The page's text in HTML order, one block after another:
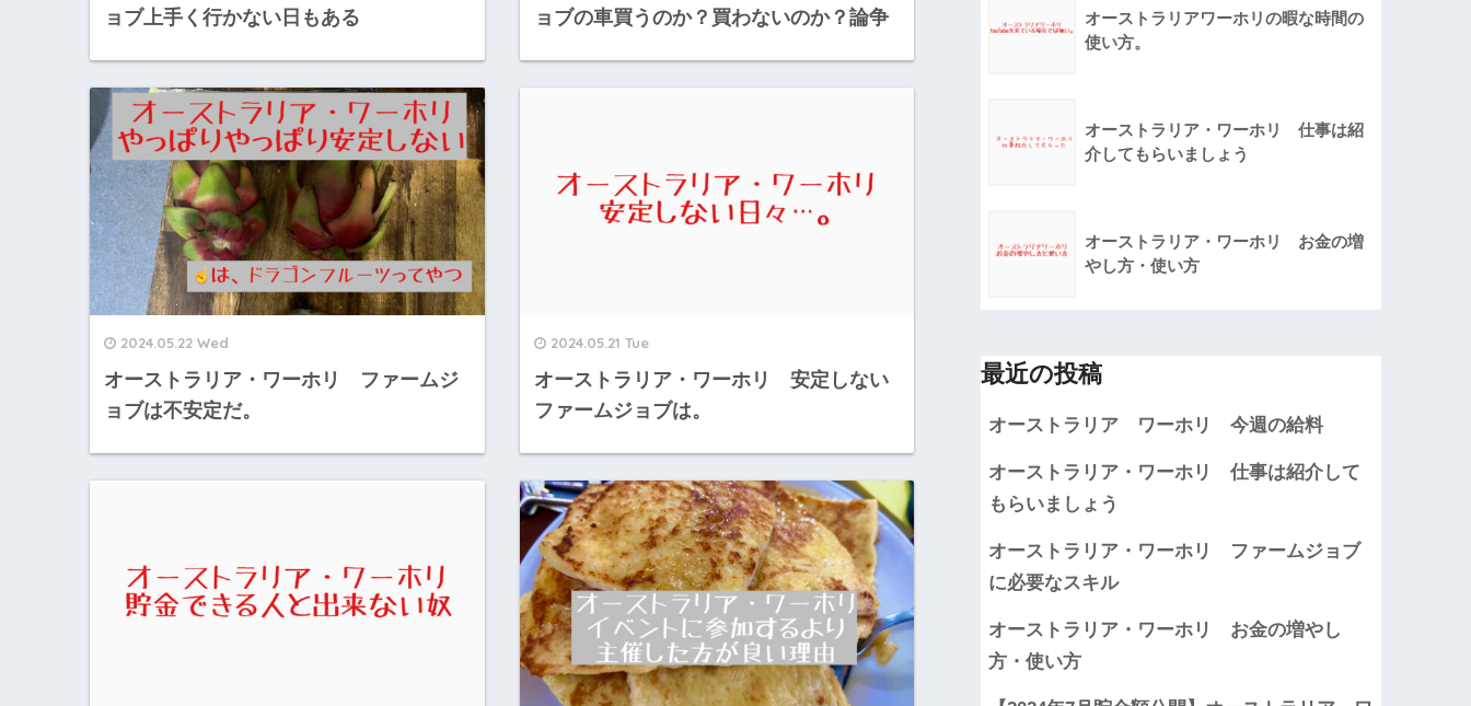
ョブ上手く行かない日もある
ョブの車買うのか？買わないのか？論争
2024.05.22 Wed
オーストラリア・ワーホリ ファームジ
ョブは不安定だ。
2024.05.21 Tue
オーストラリア・ワーホリ 安定しない
ファームジョブは。
オーストラリアワーホリの暇な時間の
使い方。
オーストラリア・ワーホリ 仕事は紹
介してもらいましょう
オーストラリア・ワーホリ お金の増
やし方・使い方
最近の投稿
オーストラリア ワーホリ 今週の給料
オーストラリア・ワーホリ 仕事は紹介して
もらいましょう
オーストラリア・ワーホリ ファームジョブ
に必要なスキル
オーストラリア・ワーホリ お金の増やし
方・使い方